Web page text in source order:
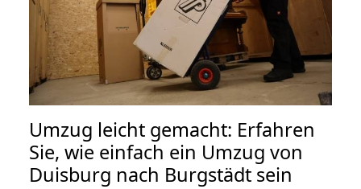
Umzug leicht gemacht: Erfahren
Sie, wie einfach ein Umzug von
Duisburg nach Burgstädt sein